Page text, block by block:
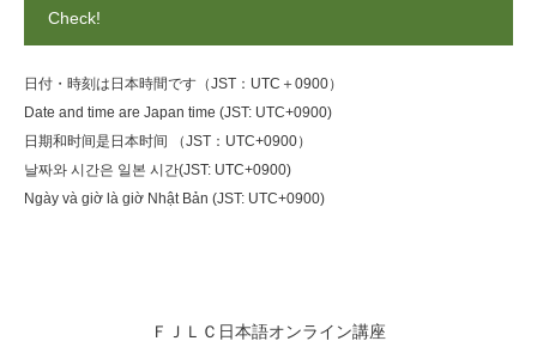
Check!
日付・時刻は日本時間です（JST：UTC＋0900）
Date and time are Japan time (JST: UTC+0900)
日期和时间是日本时间 （JST：UTC+0900）
날짜와 시간은 일본 시간(JST: UTC+0900)
Ngày và giờ là giờ Nhật Bản (JST: UTC+0900)
ＦＪＬＣ日本語オンライン講座